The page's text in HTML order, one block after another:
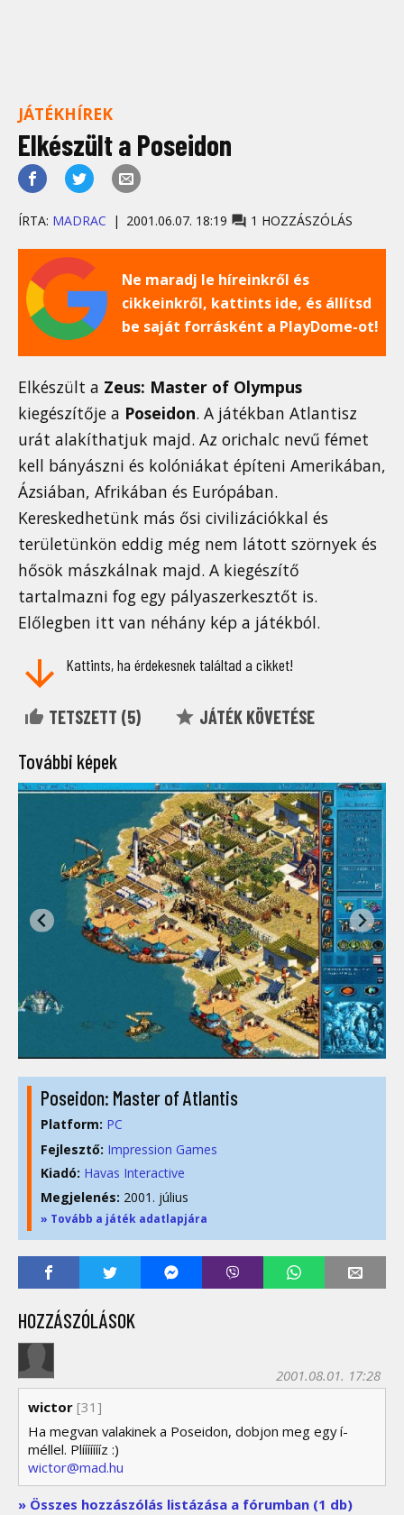
JÁTÉKHÍREK
Elkészült a Poseidon
ÍRTA: MADRAC 2001.06.07. 18:19 1 HOZZÁSZÓLÁS
Ne maradj le híreinkről és
cikkeinkről, kattints ide, és állítsd
be saját forrásként a PlayDome-ot!
Elkészült a Zeus: Master of Olympus
kiegészítője a Poseidon. A játékban Atlantisz
urát alakíthatjuk majd. Az orichalc nevű fémet
kell bányászni és kolóniákat építeni Amerikában,
Ázsiában, Afrikában és Európában.
Kereskedhetünk más ősi civilizációkkal és
területünkön eddig még nem látott szörnyek és
hősök mászkálnak majd. A kiegészítő
tartalmazni fog egy pályaszerkesztőt is.
Előlegben itt van néhány kép a játékból.
Kattints, ha érdekesnek találtad a cikket!
TETSZETT (5) JÁTÉK KÖVETÉSE
További képek
Poseidon: Master of Atlantis
Platform: PC
Fejlesztő: Impression Games
Kiadó: Havas Interactive
Megjelenés: 2001. július
» Tovább a játék adatlapjára
HOZZÁSZÓLÁSOK
wictor
2001.08.01. 17:28
[31]
Ha megvan valakinek a Poseidon, dobjon meg egy í-
méllel. Plíííííííz :)
wictor@mad.hu
» Összes hozzászólás listázása a fórumban (1 db)